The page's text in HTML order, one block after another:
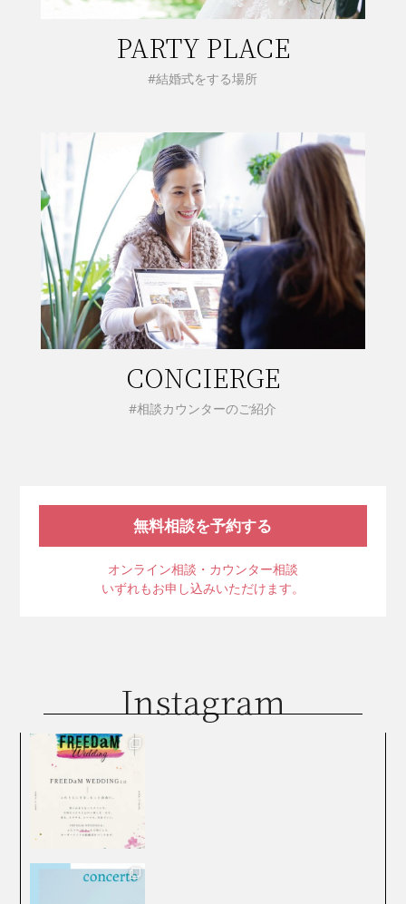
PARTY PLACE
#結婚式をする場所
CONCIERGE
#相談カウンターのご紹介
無料相談を予約する
オンライン相談・カウンター相談
いずれもお申し込みいただけます。
Instagram